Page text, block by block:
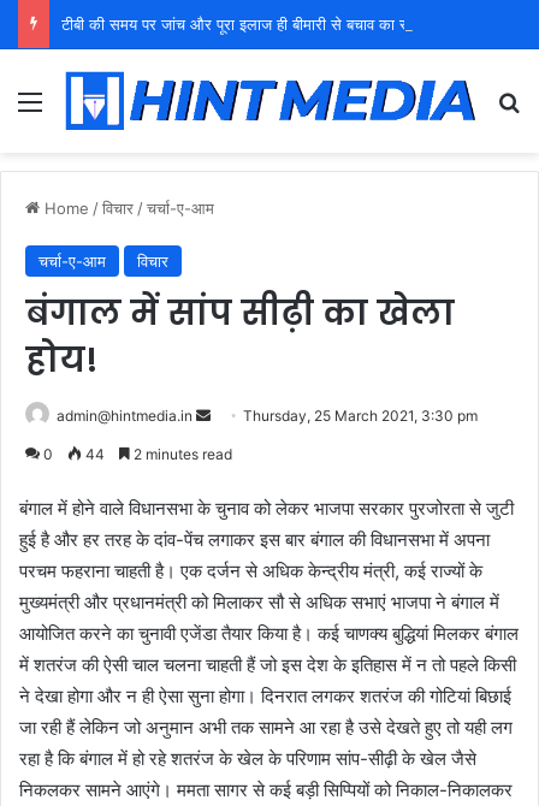
Menu
Home /विचार /चर्चा-ए-आम
चर्चा-ए-आम विचार
बंगाल में सांप सीढ़ी का खेला
होय!
admin@hintmedia.in
SendThursday, 25 March 2021, 3:30 pm
0 44 2 minutes read
बंगाल में होने वाले विधानसभा के चुनाव को लेकर भाजपा सरकार पुरजोरता से जुटी
हुई है और हर तरह के दांव-पेंच लगाकर इस बार बंगाल की विधानसभा में अपना
परचम फहराना चाहती है। एक दर्जन से अधिक केन्द्रीय मंत्री, कई राज्यों के
मुख्यमंत्री और प्रधानमंत्री को मिलाकर सौ से अधिक सभाएं भाजपा ने बंगाल में
आयोजित करने का चुनावी एजेंडा तैयार किया है। कई चाणक्य बुद्धियां मिलकर बंगाल
में शतरंज की ऐसी चाल चलना चाहती हैं जो इस देश के इतिहास में न तो पहले किसी
ने देखा होगा और न ही ऐसा सुना होगा। दिनरात लगकर शतरंज की गोटियां बिछाई
जा रही हैं लेकिन जो अनुमान अभी तक सामने आ रहा है उसे देखते हुए तो यही लग
रहा है कि बंगाल में हो रहे शतरंज के खेल के परिणाम सांप-सीढ़ी के खेल जैसे
निकलकर सामने आएंगे। ममता सागर से कई बड़ी सिप्पियों को निकाल-निकालकर